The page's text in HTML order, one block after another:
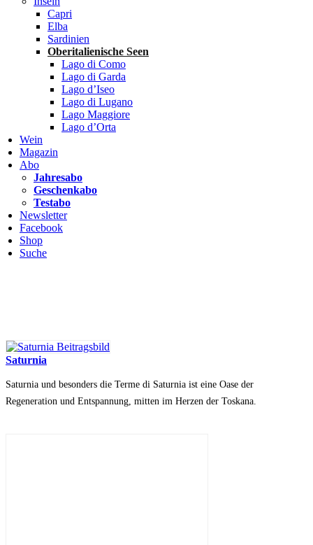
Capri
Elba
Sardinien
Oberitalienische Seen
Lago di Como
Lago di Garda
Lago d’Iseo
Lago di Lugano
Lago Maggiore
Lago d’Orta
Wein
Magazin
Abo
Jahresabo
Geschenkabo
Testabo
Newsletter
Facebook
Shop
Suche
Saturnia
Saturnia und besonders die Terme di Saturnia ist eine Oase der
Regeneration und Entspannung, mitten im Herzen der Toskana.